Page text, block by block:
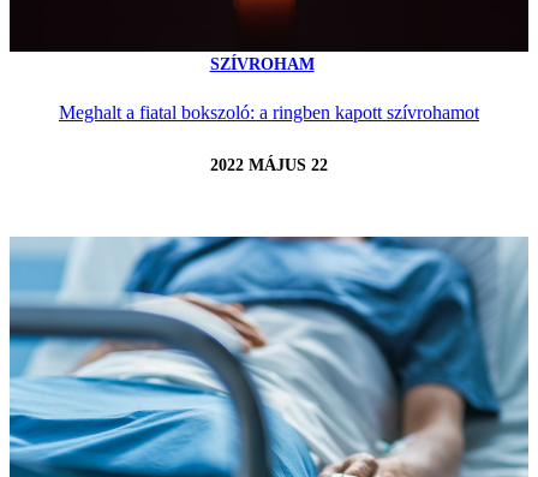
SZÍVROHAM
Meghalt a fiatal bokszoló: a ringben kapott szívrohamot
2022 MÁJUS 22